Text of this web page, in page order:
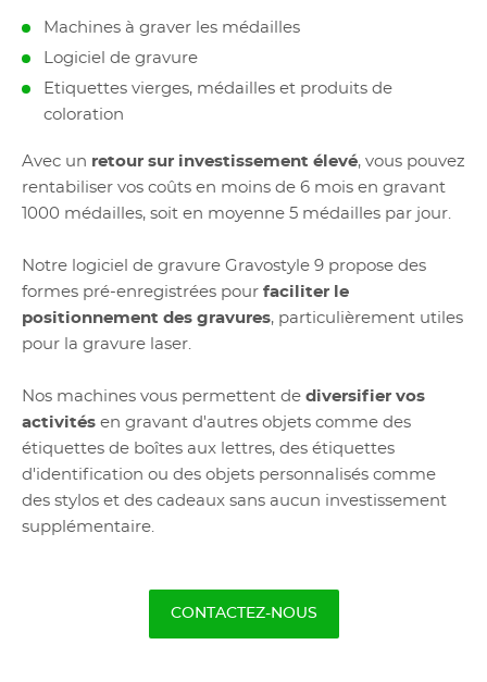
Machines à graver les médailles
Logiciel de gravure
Etiquettes vierges, médailles et produits de
coloration
Avec un retour sur investissement élevé, vous pouvez
rentabiliser vos coûts en moins de 6 mois en gravant
1000 médailles, soit en moyenne 5 médailles par jour.
Notre logiciel de gravure Gravostyle 9 propose des
formes pré-enregistrées pour faciliter le
positionnement des gravures, particulièrement utiles
pour la gravure laser.
Nos machines vous permettent de diversifier vos
activités en gravant d'autres objets comme des
étiquettes de boîtes aux lettres, des étiquettes
d'identification ou des objets personnalisés comme
des stylos et des cadeaux sans aucun investissement
supplémentaire.
CONTACTEZ-NOUS